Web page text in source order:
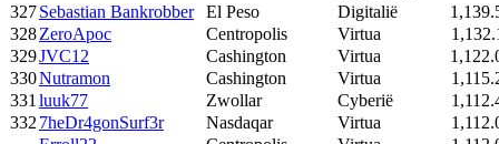
327Sebastian Bankrobber El Peso Digitalië
328ZeroApoc Centropolis Virtua
329JVC12 Cashington Virtua
330Nutramon Cashington Virtua
331 luuk77 Zwollar Cyberië
332 7heDr4gonSurf3r Nasdaqar Virtua